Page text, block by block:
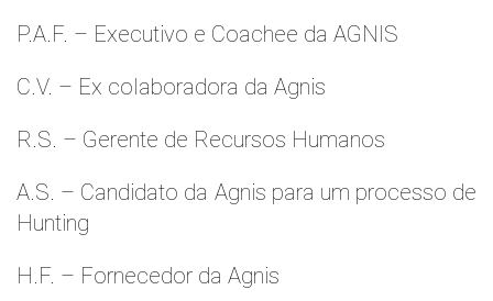
P.A.F. – Executivo e Coachee da AGNIS
C.V. – Ex colaboradora da Agnis
R.S. – Gerente de Recursos Humanos
A.S. – Candidato da Agnis para um processo de
Hunting
H.F. – Fornecedor da Agnis